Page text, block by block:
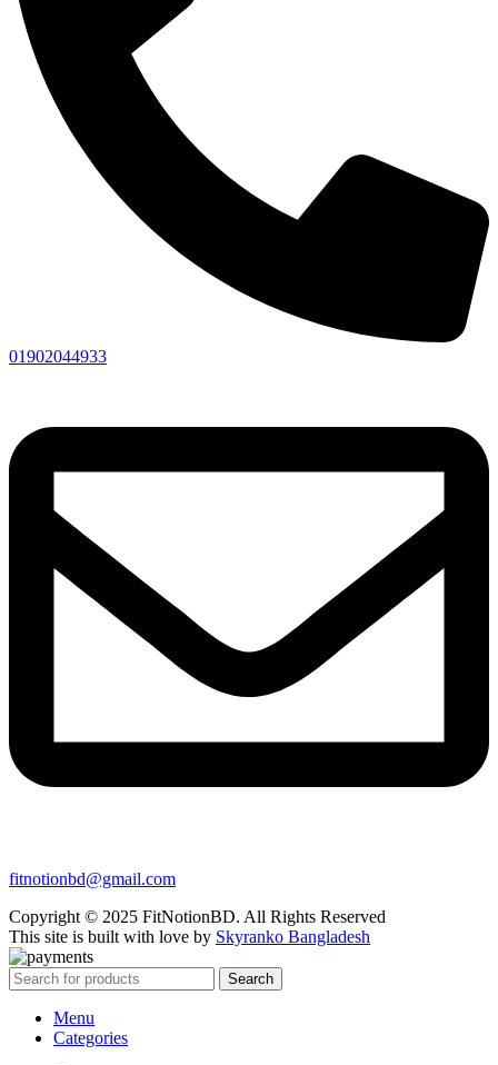
01902044933
fitnotionbd@gmail.com
Copyright © 2025 FitNotionBD. All Rights Reserved
This site is built with love by Skyranko Bangladesh
Search
Menu
Categories